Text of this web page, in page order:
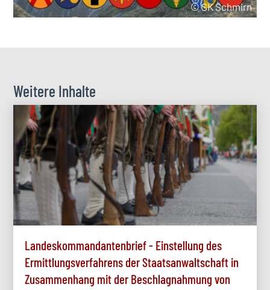
© SK Schmirn
Weitere Inhalte
Landeskommandantenbrief - Einstellung des
Ermittlungsverfahrens der Staatsanwaltschaft in
Zusammenhang mit der Beschlagnahmung von